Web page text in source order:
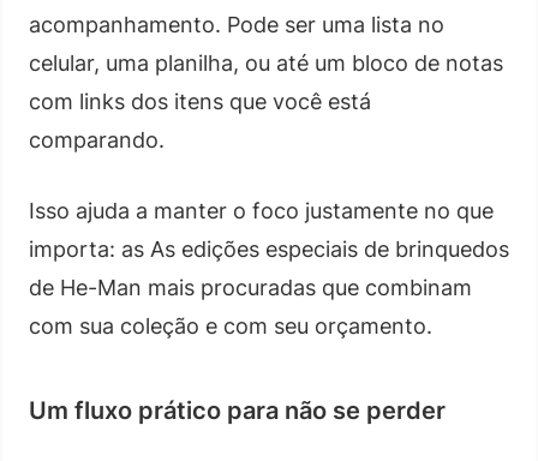
acompanhamento. Pode ser uma lista no
celular, uma planilha, ou até um bloco de notas
com links dos itens que você está
comparando.
Isso ajuda a manter o foco justamente no que
importa: as As edições especiais de brinquedos
de He-Man mais procuradas que combinam
com sua coleção e com seu orçamento.
Um fluxo prático para não se perder